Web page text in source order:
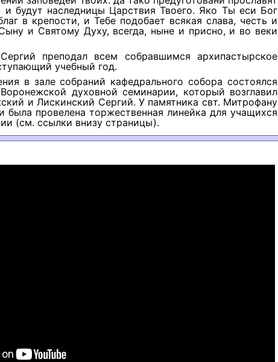
и будут наследницы Царствия Твоего. Яко Ты еси Бог
в крепости, и Тебе подобает всякая слава, честь и
и Святому Духу, всегда, ныне и присно, и во веки
преподал всем собравшимся архипастырское
учебный год.
в зале собраний кафедрального собора состоялся
духовной семинарии, который возглавил
и Лискинский Сергий. У памятника свт. Митрофану
была провелена торжественная линейка для учащихся
(см. ссылки внизу страницы).